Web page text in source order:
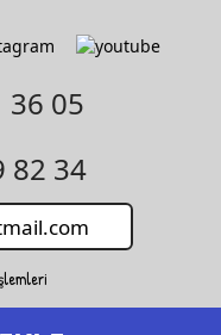
36 05
82 34